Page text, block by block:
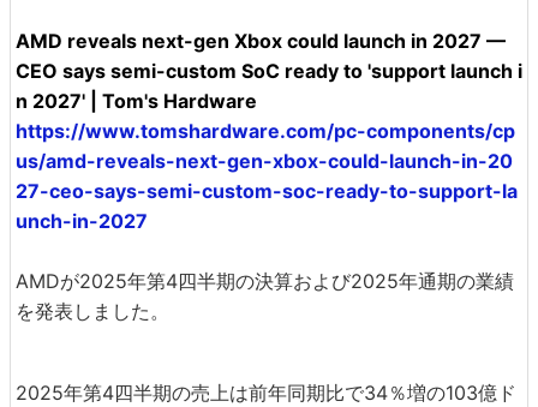
AMD reveals next-gen Xbox could launch in 2027 —
CEO says semi-custom SoC ready to 'support launch i
n 2027' | Tom's Hardware
https://www.tomshardware.com/pc-components/cp
us/amd-reveals-next-gen-xbox-could-launch-in-20
27-ceo-says-semi-custom-soc-ready-to-support-la
unch-in-2027
AMDが2025年第4四半期の決算および2025年通期の業績
を発表しました。
2025年第4四半期の売上は前年同期比で34％増の103億ド